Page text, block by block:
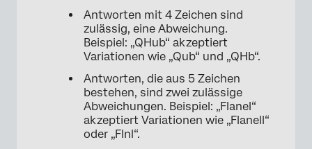
Antworten mit 4 Zeichen sind
zulässig, eine Abweichung.
Beispiel: „QHub“ akzeptiert
Variationen wie „Qub“ und „QHb“.
Antworten, die aus 5 Zeichen
bestehen, sind zwei zulässige
Abweichungen. Beispiel: „Flanel“
akzeptiert Variationen wie „Flanell“
oder „Flnl“.